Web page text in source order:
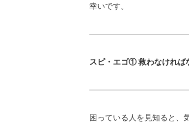
幸いです。
スピ・エゴ① 救わなければ
困っている人を見知ると、